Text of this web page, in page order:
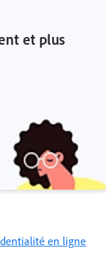
et plus
en ligne